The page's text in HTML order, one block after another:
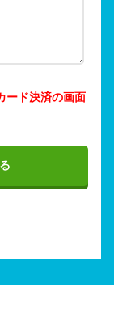
ード決済の画面